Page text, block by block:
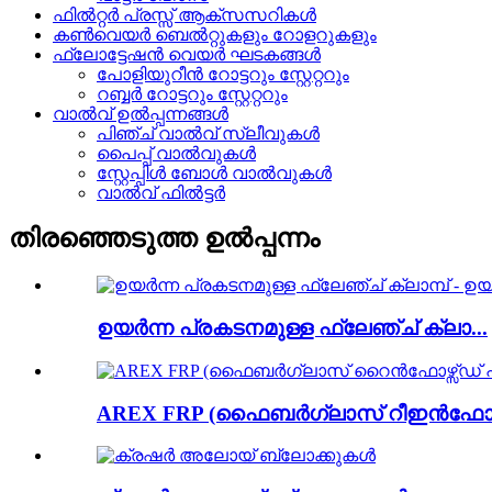
ഫിൽറ്റർ പ്രസ്സ് ആക്‌സസറികൾ
കൺവെയർ ബെൽറ്റുകളും റോളറുകളും
ഫ്ലോട്ടേഷൻ വെയർ ഘടകങ്ങൾ
പോളിയുറീൻ റോട്ടറും സ്റ്റേറ്ററും
റബ്ബർ റോട്ടറും സ്റ്റേറ്ററും
വാൽവ് ഉൽപ്പന്നങ്ങൾ
പിഞ്ച് വാൽവ് സ്ലീവുകൾ
പൈപ്പ് വാൽവുകൾ
സ്റ്റേപ്പിൾ ബോൾ വാൽവുകൾ
വാൽവ് ഫിൽട്ടർ
തിരഞ്ഞെടുത്ത ഉൽപ്പന്നം
ഉയർന്ന പ്രകടനമുള്ള ഫ്ലേഞ്ച് ക്ലാ...
AREX FRP (ഫൈബർഗ്ലാസ്